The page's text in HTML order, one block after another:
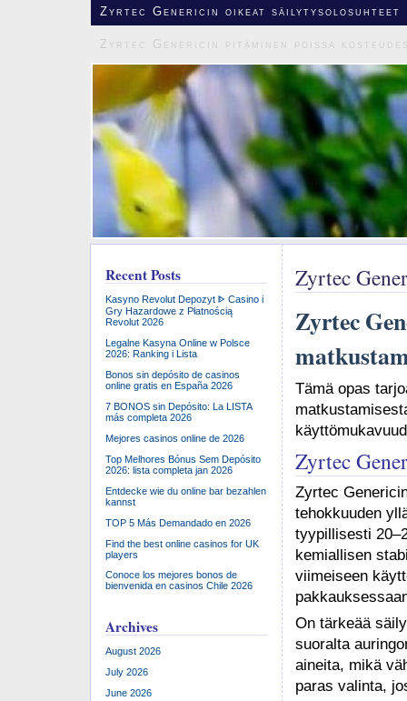
Zyrtec Genericin oikeat säilytysolosuhteet
Zyrtec Genericin pitäminen poissa
Zyrtec
Zyrtec
Tämä opas
Zyrtec
Zyrtec
tehokkuuden
tyypillisesti
kemiallisen
viimeiseen
On tärkeää
suoralta
aineita, mikä
paras valinta,
Recent Posts
Kasyno Revolut Depozyt ᐈ Casino i
Gry Hazardowe z Płatnością
Revolut 2026
Legalne Kasyna Online w Polsce
2026: Ranking i Lista
Bonos sin depósito de casinos
online gratis en España 2026
7 BONOS sin Depósito: La LISTA
más completa 2026
Mejores casinos online de 2026
Top Melhores Bónus Sem Depósito
2026: lista completa jan 2026
Entdecke wie du online bar bezahlen
kannst
TOP 5 Más Demandado en 2026
Find the best online casinos for UK
players
Conoce los mejores bonos de
bienvenida en casinos Chile 2026
Archives
August 2026
July 2026
June 2026